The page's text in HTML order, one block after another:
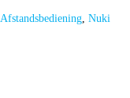
Afstandsbediening, Nuki